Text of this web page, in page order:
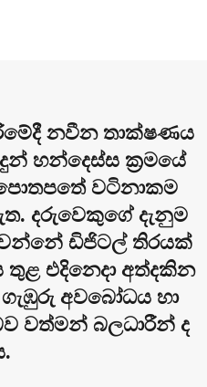
නවීන තාක්ෂණය
හන්දෙස්ස ක්‍රමයේ
වටිනාකම
දරුවෙකුගේ දැනුම
ඩිජිටල් තිරයක්
එදිනෙදා අත්දකින
අවබෝධය හා
වත්මන් බලධාරීන් ද